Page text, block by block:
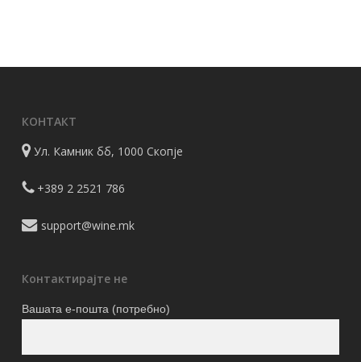
КОНТАКТ
Ул. Камник бб, 1000 Скопје
+389 2 2521 786
support@wine.mk
Контактирајте не
Вашата е-пошта (потребно)